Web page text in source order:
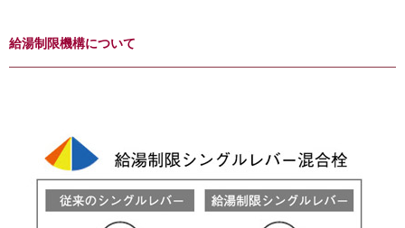
給湯制限機構について